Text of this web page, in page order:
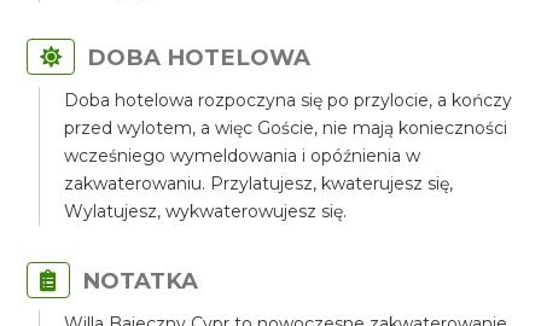
DOBA HOTELOWA
Doba hotelowa rozpoczyna się po przylocie, a kończy
przed wylotem, a więc Goście, nie mają konieczności
wcześniego wymeldowania i opóźnienia w
zakwaterowaniu. Przylatujesz, kwaterujesz się,
Wylatujesz, wykwaterowujesz się.
NOTATKA